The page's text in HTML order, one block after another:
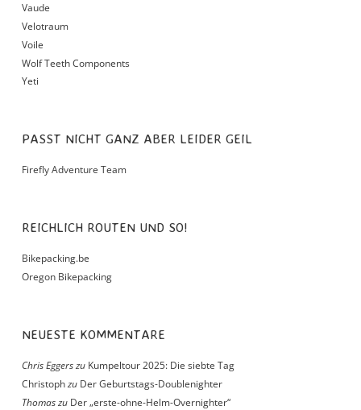
Vaude
Velotraum
Voile
Wolf Teeth Components
Yeti
PASST NICHT GANZ ABER LEIDER GEIL
Firefly Adventure Team
REICHLICH ROUTEN UND SO!
Bikepacking.be
Oregon Bikepacking
NEUESTE KOMMENTARE
Chris Eggerszu Kumpeltour 2025: Die siebte Tag
Christophzu Der Geburtstags-Doublenighter
Thomaszu Der „erste-ohne-Helm-Overnighter“